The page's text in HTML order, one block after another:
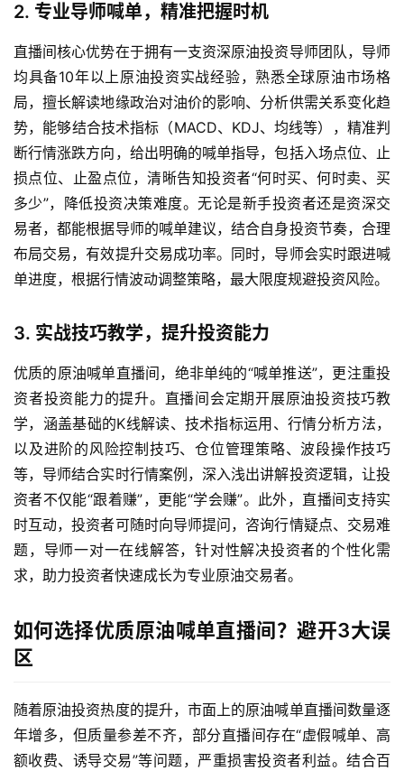
2. 专业导师喊单，精准把握时机
直播间核心优势在于拥有一支资深原油投资导师团队，导师
均具备10年以上原油投资实战经验，熟悉全球原油市场格
局，擅长解读地缘政治对油价的影响、分析供需关系变化趋
势，能够结合技术指标（MACD、KDJ、均线等），精准判
断行情涨跌方向，给出明确的喊单指导，包括入场点位、止
损点位、止盈点位，清晰告知投资者“何时买、何时卖、买
多少”，降低投资决策难度。无论是新手投资者还是资深交
易者，都能根据导师的喊单建议，结合自身投资节奏，合理
布局交易，有效提升交易成功率。同时，导师会实时跟进喊
单进度，根据行情波动调整策略，最大限度规避投资风险。
3. 实战技巧教学，提升投资能力
优质的原油喊单直播间，绝非单纯的“喊单推送”，更注重投
资者投资能力的提升。直播间会定期开展原油投资技巧教
学，涵盖基础的K线解读、技术指标运用、行情分析方法，
以及进阶的风险控制技巧、仓位管理策略、波段操作技巧
等，导师结合实时行情案例，深入浅出讲解投资逻辑，让投
资者不仅能“跟着赚”，更能“学会赚”。此外，直播间支持实
时互动，投资者可随时向导师提问，咨询行情疑点、交易难
题，导师一对一在线解答，针对性解决投资者的个性化需
求，助力投资者快速成长为专业原油交易者。
如何选择优质原油喊单直播间？避开3大误
区
随着原油投资热度的提升，市面上的原油喊单直播间数量逐
年增多，但质量参差不齐，部分直播间存在“虚假喊单、高
额收费、诱导交易”等问题，严重损害投资者利益。结合百